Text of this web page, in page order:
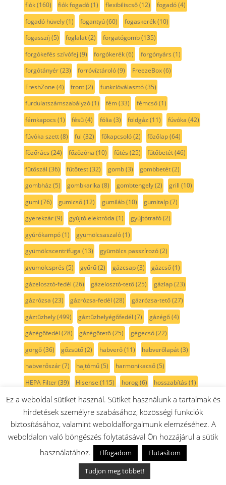
fiók(160) fiók fogadó(1) flexibiliscső(12) fogadó(4)
fogadó hüvely(1) fogantyú(60) fogaskerék(10)
fogasszíj (5) foglalat(2) forgatógomb(135)
forgókefés szívófej (9) forgókerék(6) forgónyárs (1)
forgótányér(23) forróvíztároló(9) FreezeBox(6)
FreshZone (4) front(2) funkcióválasztó(35)
furdulatszámszabályzó(1) fém(33) fémcső(1)
fémkapocs (1) fésű(4) fólia (3) földgáz (11) fúvóka (42)
fúvóka szett(8) fül (32) főkapcsoló(2) főzőlap(64)
főzőrács (24) főzőzóna (10) fűtés (25) fűtőbetét(46)
fűtőszál (36) fűtőtest(32) gomb(3) gombbetét(2)
gombház (5) gombkarika (8) gombtengely(2) grill (10)
gumi (76) gumicső(12) gumiláb(10) gumitalp(7)
gyerekzár(9) gyújtó elektróda (1) gyújtótrafó(2)
gyúrókampó(1) gyümölcsaszaló(1)
gyümölcscentrifuga (13) gyümölcs passzírozó(2)
gyümölcsprés (5) gyűrű(2) gázcsap(3) gázcső(1)
gázelosztó-fedél (26) gázelosztó-tető(25) gázlap(23)
gázrózsa (23) gázrózsa-fedél (28) gázrózsa-tető(27)
gáztűzhely(499) gáztűzhelyégőfedél (7) gázégő(4)
gázégőfedél (28) gázégőtető(25) gégecső(22)
görgő(36) gőzsütő(2) habverő(11) habverőlapát(3)
habverőszár(7) hajtómű(5) harmonikacső(5)
HEPA Filter(39) Hisense (115) horog(6) hosszabítás (1)
hosszbordás szíj(21) hosszbordásszíj(6) hurkatöltő(1)
három szintes(3) hátfal(1) hátlap(2) házrész(6)
húsdaráló
(14) húshőmérő(3) hüvely (2) hőcserélő
hőelem
hőfokszabályzó(48) hőkorlátozó(3)
hőmérsékletszabályozó(13) hőmérsékletszabályzó
hőállógumi(9) hőálló izzó(4)
Ez a weboldal sütiket használ. Sütiket használunk a tartalmak és
hirdetések személyre szabásához, közösségi funkciók
biztosításához, valamint weboldalforgalmunk elemzéséhez. A
weboldalon való böngészés folytatásával Ön hozzájárul a sütik
használatához.
Elfogadom
Elutasítom
Tudjon meg többet!